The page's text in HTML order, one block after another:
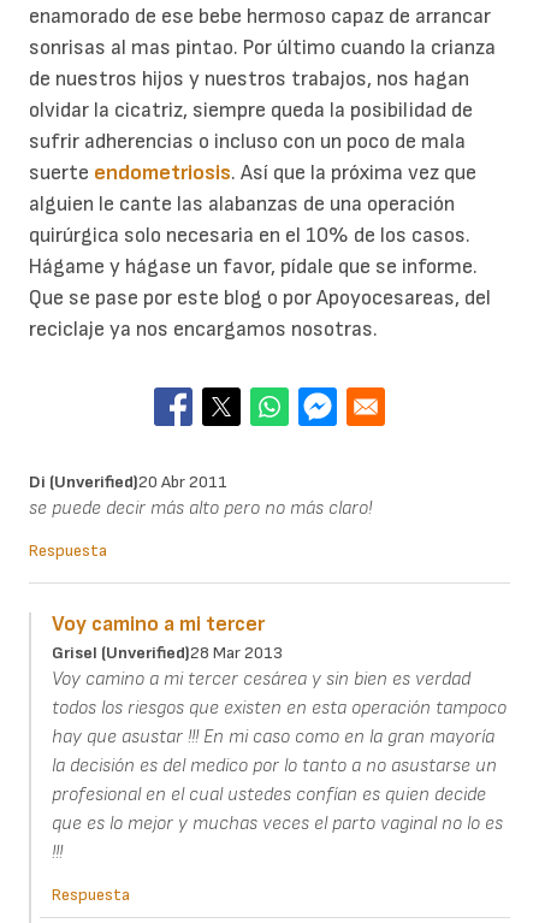
enamorado de ese bebe hermoso capaz de arrancar
sonrisas al mas pintao. Por último cuando la crianza
de nuestros hijos y nuestros trabajos, nos hagan
olvidar la cicatriz, siempre queda la posibilidad de
sufrir adherencias o incluso con un poco de mala
suerte endometriosis. Así que la próxima vez que
alguien le cante las alabanzas de una operación
quirúrgica solo necesaria en el 10% de los casos.
Hágame y hágase un favor, pídale que se informe.
Que se pase por este blog o por Apoyocesareas, del
reciclaje ya nos encargamos nosotras.
Di (unverified)20 Abr 2011
se puede decir más alto pero no más claro!
Respuesta
Voy camino a mi tercer
Grisel (unverified)28 Mar 2013
Voy camino a mi tercer cesárea y sin bien es verdad
todos los riesgos que existen en esta operación tampoco
hay que asustar !!! En mi caso como en la gran mayoría
la decisión es del medico por lo tanto a no asustarse un
profesional en el cual ustedes confían es quien decide
que es lo mejor y muchas veces el parto vaginal no lo es
!!!
Respuesta